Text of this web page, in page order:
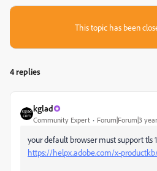
This topic has been
4 replies
kglad
Community Expert Forum|Forum|3
your default browser must support tls
https://helpx.adobe.com/x-